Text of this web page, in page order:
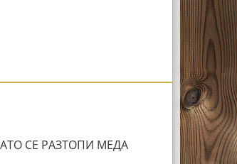
СЕ РАЗТОПИ МЕДА